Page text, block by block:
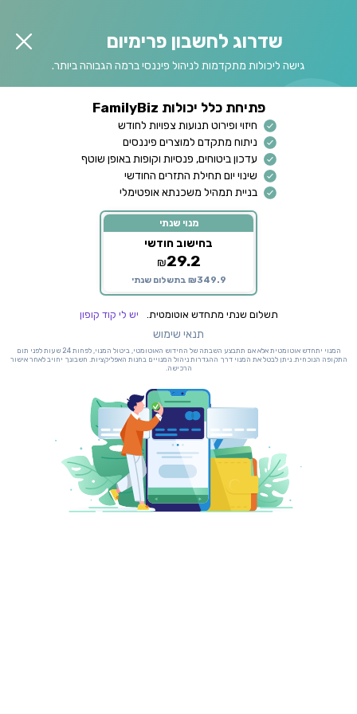
שדרוג לחשבון פרימיום
גישה ליכולות מתקדמות לניהול פיננסי ברמה הגבוהה ביותר.
פתיחת כלל יכולות FamilyBiz
חיזוי ופירוט תנועות צפויות לחודש
ניתוח מתקדם למוצרים פיננסים
עדכון ביטוחים, פנסיות וקופות באופן שוטף
שינוי יום תחילת התזרים החודשי
בניית תמהיל משכנתא אופטימלי
מנוי שנתי
בחישוב חודשי
₪29.2
₪349.9 בתשלום שנתי
תשלום שנתי מתחדש אוטומטית. יש לי קוד קופון
תנאי שימוש
המנוי יתחדש אוטומטית אלא אם תתבצע השבתה של החידוש האוטומטי, ביטול המנוי, לפחות 24 שעות לפני תום
התקופה הנוכחית. ניתן לבטל את המנוי דרך ההגדרות ניהול המנויים בחנות האפליקציות. חשבונך יחויב לאחר אישור
הרכישה.